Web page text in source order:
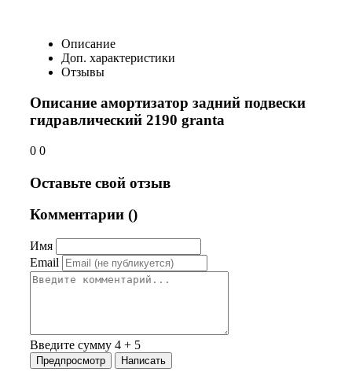
Описание
Доп. характеристики
Отзывы
Описание амортизатор задний подвески
гидравлический 2190 granta
0 0
Оставьте свой отзыв
Комментарии ()
Имя
Email
Введите сумму 4 + 5